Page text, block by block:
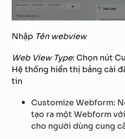
Nhập Tên webview
Web View Type: Chọn nút
Hệ thống hiển thị bảng cài
tin
Customize Webform:
tạo ra một Webform
cho người dùng cung